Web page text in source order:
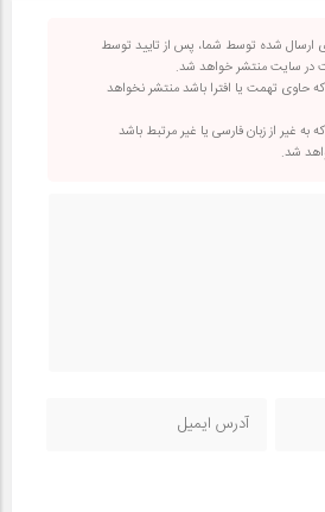
ارسال شده توسط شما، پس از تایید توسط
در سایت منتشر خواهد شد.
حاوی تهمت یا افترا باشد منتشر نخواهد
به غیر از زبان فارسی یا غیر مرتبط باشد
شد.